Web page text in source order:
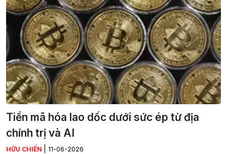
Tiền mã hóa lao dốc dưới sức ép từ địa
chính trị và AI
HỮU CHIẾN 11-06-2026